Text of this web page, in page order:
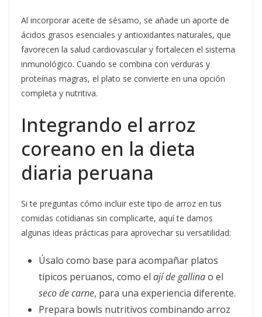
Al incorporar aceite de sésamo, se añade un aporte de
ácidos grasos esenciales y antioxidantes naturales, que
favorecen la salud cardiovascular y fortalecen el sistema
inmunológico. Cuando se combina con verduras y
proteínas magras, el plato se convierte en una opción
completa y nutritiva.
Integrando el arroz
coreano en la dieta
diaria peruana
Si te preguntas cómo incluir este tipo de arroz en tus
comidas cotidianas sin complicarte, aquí te damos
algunas ideas prácticas para aprovechar su versatilidad:
Úsalo como base para acompañar platos
típicos peruanos, como el ají de gallinao el
seco de carne, para una experiencia diferente.
Prepara bowls nutritivos combinando arroz